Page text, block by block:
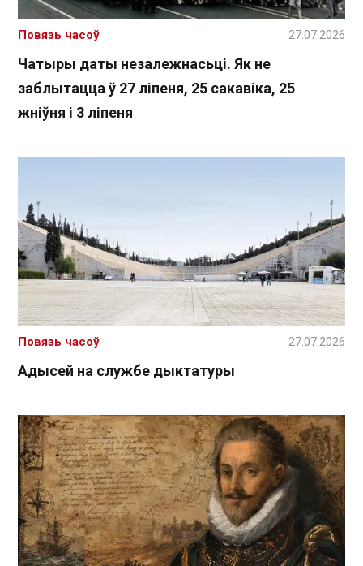
Чатыры даты незалежнасьці. Як не
заблытацца ў 27 ліпеня, 25 сакавіка, 25
жніўня і 3 ліпеня
Повязь часоў 27.07.2026
Адысей на службе дыктатуры
Повязь часоў 27.07.2026